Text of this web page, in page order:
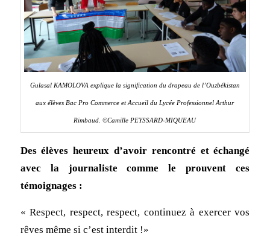
Gulasal KAMOLOVA explique la signification du drapeau de l’Ouzbékistan
aux élèves Bac Pro Commerce et Accueil du Lycée Professionnel Arthur
Rimbaud. ©Camille PEYSSARD-MIQUEAU
Des élèves heureux d’avoir rencontré et échangé
avec la journaliste comme le prouvent ces
témoignages :
« Respect, respect, respect, continuez à exercer vos
rêves même si c’est interdit !»